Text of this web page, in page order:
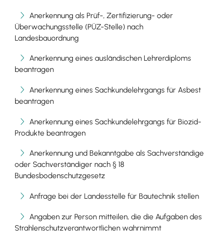
Anerkennung als Prüf-, Zertifizierung- oder
Überwachungsstelle (PÜZ-Stelle) nach
Landesbauordnung
Anerkennung eines ausländischen Lehrerdiploms
beantragen
Anerkennung eines Sachkundelehrgangs für Asbest
beantragen
Anerkennung eines Sachkundelehrgangs für Biozid-
Produkte beantragen
Anerkennung und Bekanntgabe als Sachverständige
oder Sachverständiger nach § 18
Bundesbodenschutzgesetz
Anfrage bei der Landesstelle für Bautechnik stellen
Angaben zur Person mitteilen, die die Aufgaben des
Strahlenschutzverantwortlichen wahrnimmt